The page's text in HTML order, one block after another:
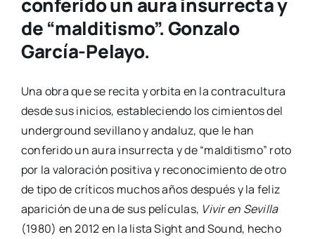
de “malditismo”. Gonzalo
García-Pelayo.
Una obra que se recita y orbita en la contracultura
desde sus inicios, estableciendo los cimientos del
underground sevillano y andaluz, que le han
conferido un aura insurrecta y de “malditismo” roto
por la valoración positiva y reconocimiento de otro
de tipo de críticos muchos años después y la feliz
aparición de una de sus películas, Vivir en Sevilla
(1980) en 2012 en la lista Sight and Sound, hecho